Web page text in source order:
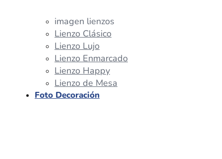
imagen lienzos
Lienzo Clásico
Lienzo Lujo
Lienzo Enmarcado
Lienzo Happy
Lienzo de Mesa
Foto Decoración